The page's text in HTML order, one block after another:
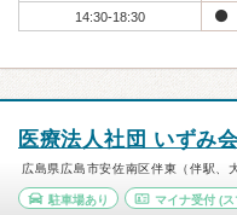
14:30-18:30
医療法人社団 いずみ
広島県広島市安佐南区伴東（伴駅、
駐車場あり マイナ受付(ス